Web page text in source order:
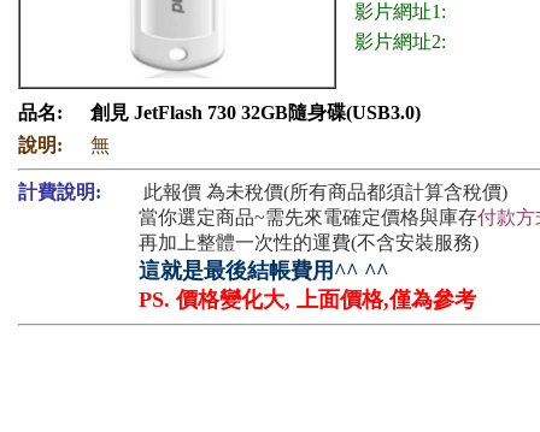
影片網址1:
影片網址2:
品名:
創見 JetFlash 730 32GB隨身碟(USB3.0)
說明:
無
計費說明:
此報價 為未稅價(所有商品都須計算含稅價)
當你選定商品~需先來電確定價格與庫存付款方
再加上整體一次性的運費(不含安裝服務)
這就是最後結帳費用^^ ^^
PS. 價格變化大, 上面價格,僅為參考